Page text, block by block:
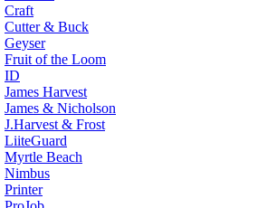
Craft
Cutter & Buck
Geyser
Fruit of the Loom
ID
James Harvest
James & Nicholson
J.Harvest & Frost
LiiteGuard
Myrtle Beach
Nimbus
Printer